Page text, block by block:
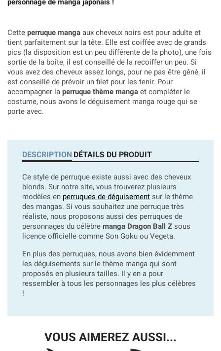
personnage de manga japonais !
Cette perruque manga aux cheveux noirs est pour adulte et
tient parfaitement sur la tête. Elle est coiffée avec de grands
pics (la disposition est un peu différente de la photo), une fois
sortie de la boîte, il est conseillé de la recoiffer un peu. Si
vous avez des cheveux assez longs, pour ne pas être gêné, il
est conseillé de prévoir un filet pour les tenir. Pour
accompagner la perruque thème manga et compléter le
costume, nous avons le déguisement manga rouge qui se
porte avec.
DESCRIPTION DÉTAILS DU PRODUIT
Ce style de perruque existe aussi avec des cheveux
blonds. Sur notre site, vous trouverez plusieurs
modèles en perruques de déguisement sur le thème
des mangas. Si vous souhaitez une perruque très
réaliste, nous proposons aussi des perruques de
personnages du célèbre manga Dragon Ball Z sous
licence officielle comme Son Goku ou Vegeta.
En plus des perruques, nous avons bien évidemment
les déguisements sur le thème manga qui sont
proposés en plusieurs tailles. Il y en a pour
ressembler à tous les personnages les plus célèbres
!
VOUS AIMEREZ AUSSI...